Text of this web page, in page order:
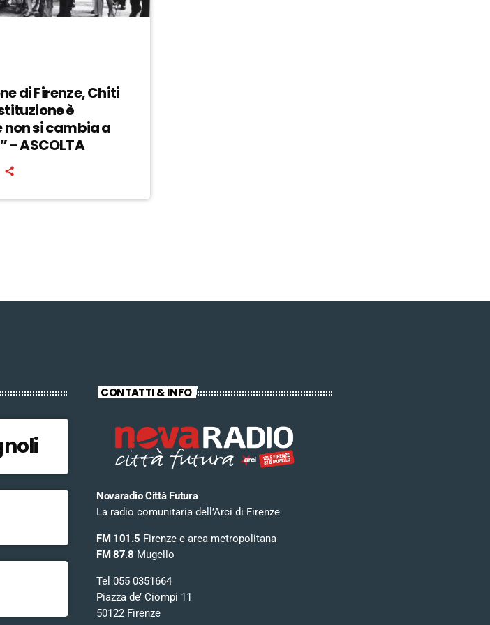
di Firenze, Chiti
è
si cambia a
ASCOLTA
CONTATTI & INFO
Novaradio Città Futura
La radio comunitaria dell’Arci di Firenze
FM 101.5 Firenze e area metropolitana
FM 87.8 Mugello
Tel 055 0351664
Piazza de’ Ciompi 11
50122 Firenze